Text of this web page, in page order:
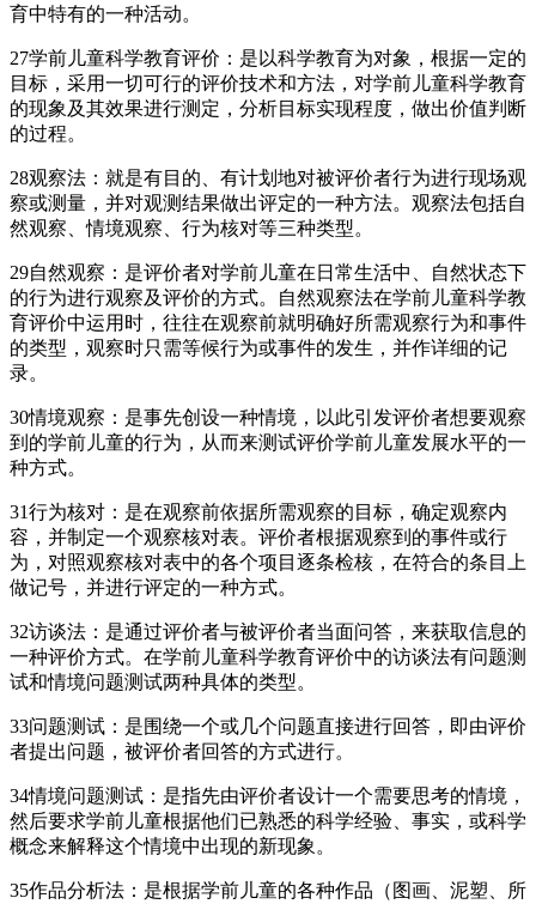
育中特有的一种活动。
27学前儿童科学教育评价：是以科学教育为对象，根据一定的
目标，采用一切可行的评价技术和方法，对学前儿童科学教育
的现象及其效果进行测定，分析目标实现程度，做出价值判断
的过程。
28观察法：就是有目的、有计划地对被评价者行为进行现场观
察或测量，并对观测结果做出评定的一种方法。观察法包括自
然观察、情境观察、行为核对等三种类型。
29自然观察：是评价者对学前儿童在日常生活中、自然状态下
的行为进行观察及评价的方式。自然观察法在学前儿童科学教
育评价中运用时，往往在观察前就明确好所需观察行为和事件
的类型，观察时只需等候行为或事件的发生，并作详细的记
录。
30情境观察：是事先创设一种情境，以此引发评价者想要观察
到的学前儿童的行为，从而来测试评价学前儿童发展水平的一
种方式。
31行为核对：是在观察前依据所需观察的目标，确定观察内
容，并制定一个观察核对表。评价者根据观察到的事件或行
为，对照观察核对表中的各个项目逐条检核，在符合的条目上
做记号，并进行评定的一种方式。
32访谈法：是通过评价者与被评价者当面问答，来获取信息的
一种评价方式。在学前儿童科学教育评价中的访谈法有问题测
试和情境问题测试两种具体的类型。
33问题测试：是围绕一个或几个问题直接进行回答，即由评价
者提出问题，被评价者回答的方式进行。
34情境问题测试：是指先由评价者设计一个需要思考的情境，
然后要求学前儿童根据他们已熟悉的科学经验、事实，或科学
概念来解释这个情境中出现的新现象。
35作品分析法：是根据学前儿童的各种作品（图画、泥塑、所